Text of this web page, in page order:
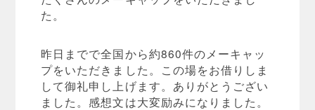
た。
昨日までで全国から約860件のメーキャッ
プをいただきました。この場をお借りしま
して御礼申し上げます。ありがとうござい
ました。感想文は大変励みになりました。